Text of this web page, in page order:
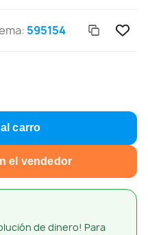
de dinero! Para
595154
carro
el vendedor